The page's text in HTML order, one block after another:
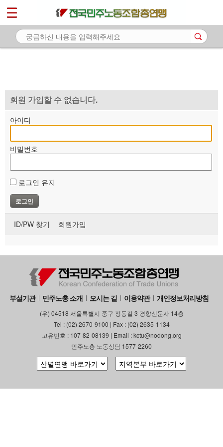
회원 가입할 수 없습니다.
아이디
비밀번호
로그인 유지
ID/PW 찾기 회원가입
부설기관 민주노총 소개 오시는 길 이용약관 개인정보처리방침
(우) 04518 서울특별시 중구 정동길 3 경향신문사 14층
Tel : (02) 2670-9100 | Fax : (02) 2635-1134
고유번호 : 107-82-08139 | Email : kctu@nodong.org
민주노총 노동상담 1577-2260
마이페이지
소개
자료
부설기관